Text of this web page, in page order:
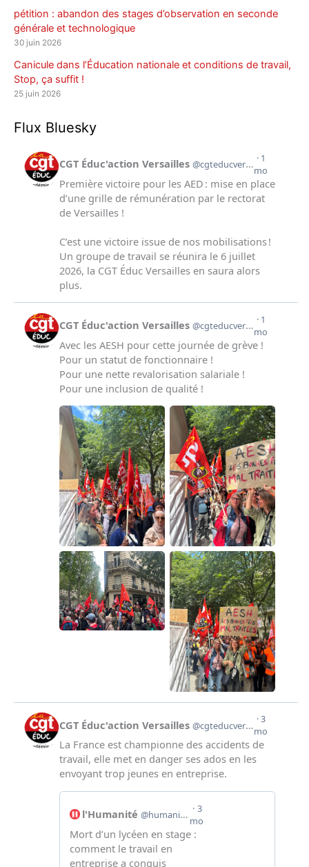
pétition : abandon des stages d’observation en seconde
générale et technologique
30 juin 2026
Canicule dans l’Éducation nationale et conditions de travail,
Stop, ça suffit !
25 juin 2026
Flux Bluesky